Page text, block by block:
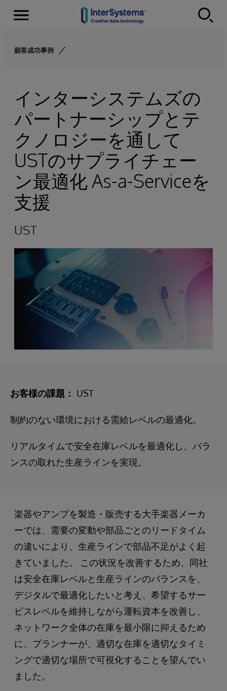
Skip to content
Menu
顧客成功事例
インターシステムズの
パートナーシップとテ
クノロジーを通して
USTのサプライチェー
ン最適化 As-a-Serviceを
支援
UST
お客様の課題： UST
制約のない環境における需給レベルの最適化。
リアルタイムで安全在庫レベルを最適化し、バラ
ンスの取れた生産ラインを実現。
楽器やアンプを製造・販売する大手楽器メーカ
ーでは、需要の変動や部品ごとのリードタイム
の違いにより、生産ラインで部品不足がよく起
きていました。 この状況を改善するため、同社
は安全在庫レベルと生産ラインのバランスを、
デジタルで最適化したいと考え、希望するサー
ビスレベルを維持しながら運転資本を改善し、
ネットワーク全体の在庫を最小限に抑えるため
に、プランナーが、適切な在庫を適切なタイミ
ングで適切な場所で可視化することを望んでい
ました。